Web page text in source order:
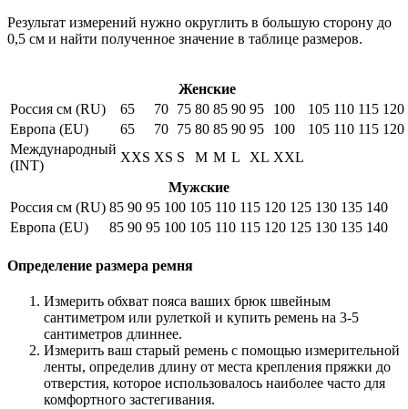
Результат измерений нужно округлить в большую сторону до
0,5 см и найти полученное значение в таблице размеров.
Женские
Россия см (RU)
65 70 75 80 85 90 95 100 105 110 115 120
Европа (EU)
65 70 75 80 85 90 95 100 105 110 115 120
Международный
(INT)
XXS XS S M M L XL XXL
Мужские
Россия см (RU) 85 90 95 100 105 110 115 120 125 130 135 140
Европа (EU)
85 90 95 100 105 110 115 120 125 130 135 140
Определение размера ремня
Измерить обхват пояса ваших брюк швейным
сантиметром или рулеткой и купить ремень на 3-5
сантиметров длиннее.
Измерить ваш старый ремень с помощью измерительной
ленты, определив длину от места крепления пряжки до
отверстия, которое использовалось наиболее часто для
комфортного застегивания.